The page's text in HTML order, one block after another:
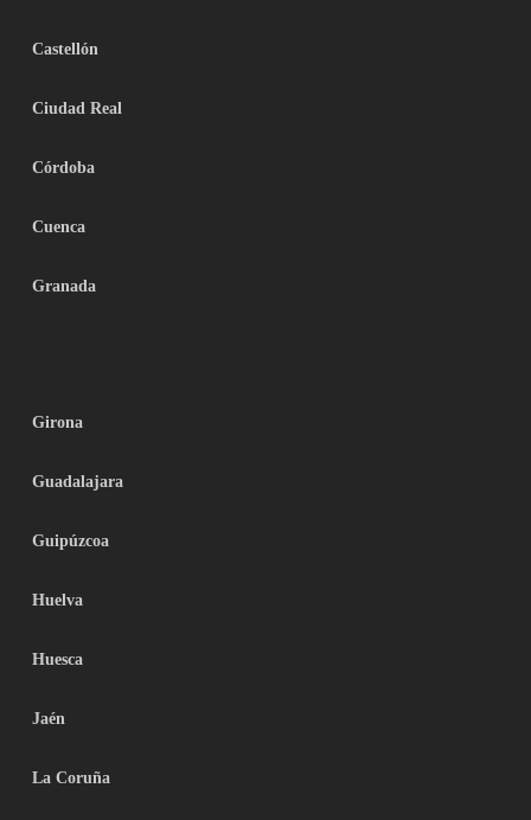
Castellón
Ciudad Real
Córdoba
Cuenca
Granada
Girona
Guadalajara
Guipúzcoa
Huelva
Huesca
Jaén
La Coruña